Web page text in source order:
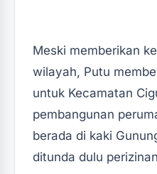
Meski memberikan
wilayah, Putu
untuk Kecamatan
pembangunan
berada di kaki
ditunda dulu